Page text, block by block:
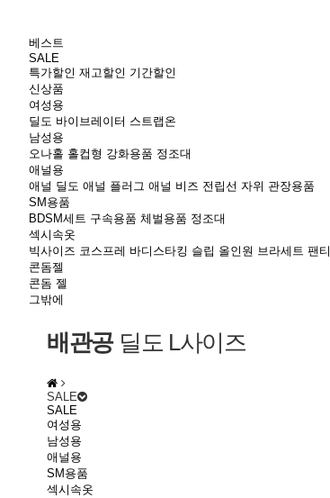
베스트
SALE
특가할인 재고할인 기간할인
신상품
여성용
딜도 바이브레이터 스트랩온
남성용
오나홀 홀컵형 강화용품 정조대
애널용
애널 딜도 애널 플러그 애널 비즈 전립선 자위 관장용품
SM용품
BDSM세트 구속용품 체벌용품 정조대
섹시속옷
빅사이즈 코스프레 바디스타킹 슬립 올인원 브라세트 팬티
콘돔젤
콘돔 젤
그밖에
배관공 딜도 L사이즈
SALE
SALE
여성용
남성용
애널용
SM용품
섹시속옷